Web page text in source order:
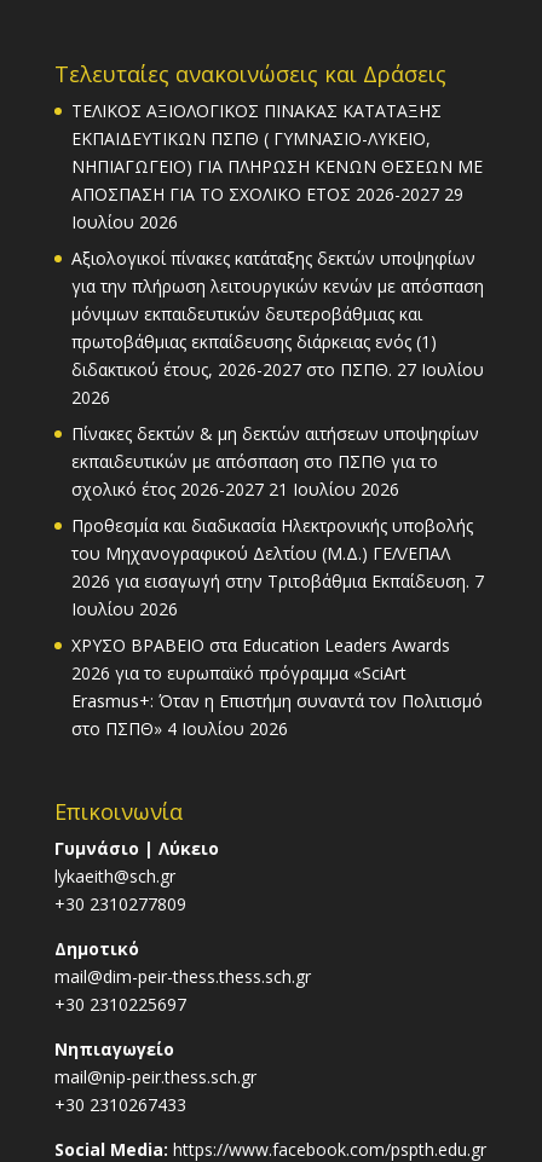
Τελευταίες ανακοινώσεις και Δράσεις
ΤΕΛΙΚΟΣ ΑΞΙΟΛΟΓΙΚΟΣ ΠΙΝΑΚΑΣ ΚΑΤΑΤΑΞΗΣ
ΕΚΠΑΙΔΕΥΤΙΚΩΝ ΠΣΠΘ ( ΓΥΜΝΑΣΙΟ-ΛΥΚΕΙΟ,
ΝΗΠΙΑΓΩΓΕΙΟ) ΓΙΑ ΠΛΗΡΩΣΗ ΚΕΝΩΝ ΘΕΣΕΩΝ ΜΕ
ΑΠΟΣΠΑΣΗ ΓΙΑ ΤΟ ΣΧΟΛΙΚΟ ΕΤΟΣ 2026-2027 29
Ιουλίου 2026
Αξιολογικοί πίνακες κατάταξης δεκτών υποψηφίων
για την πλήρωση λειτουργικών κενών με απόσπαση
μόνιμων εκπαιδευτικών δευτεροβάθμιας και
πρωτοβάθμιας εκπαίδευσης διάρκειας ενός (1)
διδακτικού έτους, 2026-2027 στο ΠΣΠΘ. 27 Ιουλίου
2026
Πίνακες δεκτών & μη δεκτών αιτήσεων υποψηφίων
εκπαιδευτικών με απόσπαση στο ΠΣΠΘ για το
σχολικό έτος 2026-2027 21 Ιουλίου 2026
Προθεσμία και διαδικασία Ηλεκτρονικής υποβολής
του Μηχανογραφικού Δελτίου (Μ.Δ.) ΓΕΛ/ΕΠΑΛ
2026 για εισαγωγή στην Τριτοβάθμια Εκπαίδευση. 7
Ιουλίου 2026
ΧΡΥΣΟ ΒΡΑΒΕΙΟ στα Education Leaders Awards
2026 για το ευρωπαϊκό πρόγραμμα «SciArt
Erasmus+: Όταν η Επιστήμη συναντά τον Πολιτισμό
στο ΠΣΠΘ» 4 Ιουλίου 2026
Επικοινωνία
Γυμνάσιο | Λύκειο
lykaeith@sch.gr
+30 2310277809
Δημοτικό
mail@dim-peir-thess.thess.sch.gr
+30 2310225697
Νηπιαγωγείο
mail@nip-peir.thess.sch.gr
+30 2310267433
Social Media: https://www.facebook.com/pspth.edu.gr